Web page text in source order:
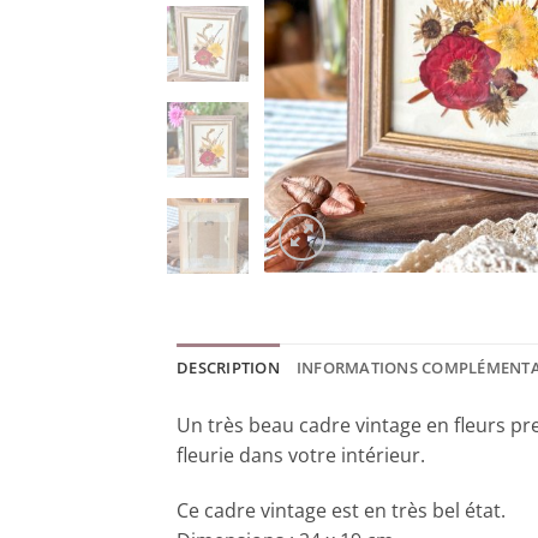
DESCRIPTION INFORMATIONS
Un très beau cadre vintage en fleurs
fleurie dans votre intérieur.
Ce cadre vintage est en très bel état.